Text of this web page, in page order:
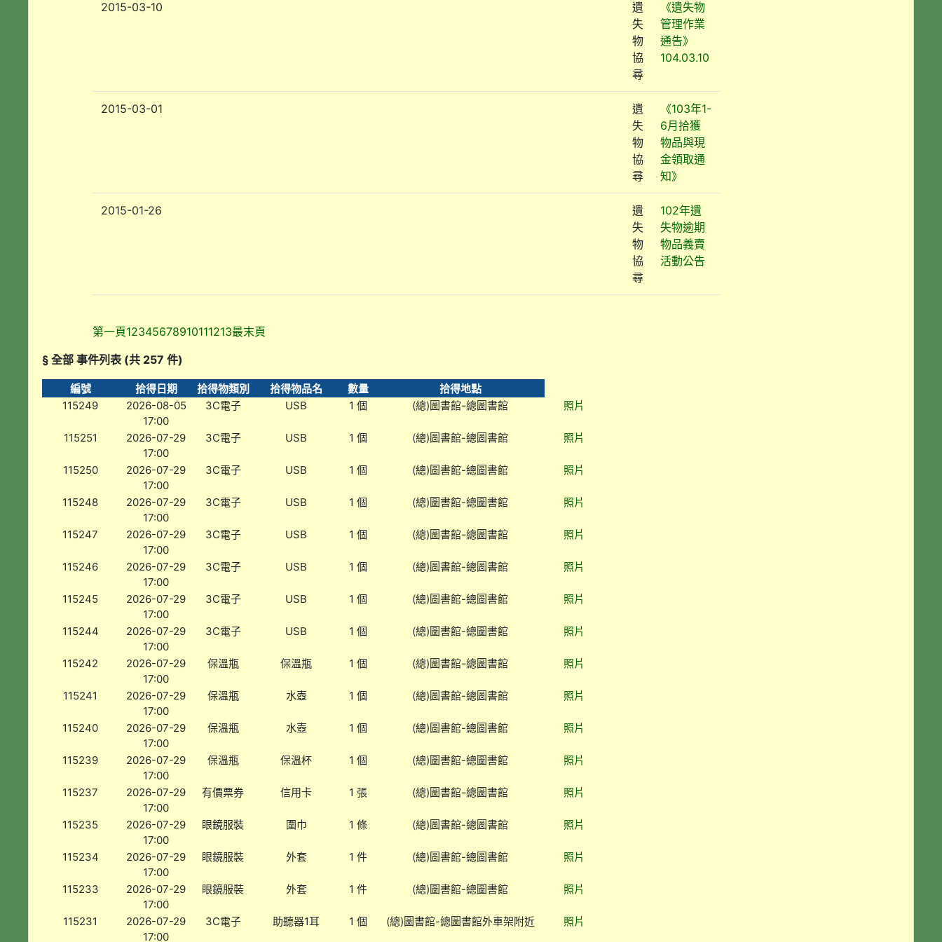
2015-03-10
遺
失
物
協
尋
《遺失物
管理作業
通告》
104.03.10
2015-03-01
遺
失
物
協
尋
《103年1-
6月拾獲
物品與現
金領取通
知》
2015-01-26
遺
失
物
協
尋
102年遺
失物逾期
物品義賣
活動公告
第一頁12345678910111213最末頁
§ 全部 事件列表 (共 257 件)
編號 拾得日期 拾得物類別 拾得物品名 數量
拾得地點
115249
2026-08-05
17:00
3C電子 USB 1 個 (總)圖書館-總圖書館 照片
115251
2026-07-29
17:00
3C電子 USB 1 個 (總)圖書館-總圖書館 照片
115250
2026-07-29
17:00
3C電子 USB 1 個 (總)圖書館-總圖書館 照片
115248
2026-07-29
17:00
3C電子 USB 1 個 (總)圖書館-總圖書館 照片
115247
2026-07-29
17:00
3C電子 USB 1 個 (總)圖書館-總圖書館 照片
115246
2026-07-29
17:00
3C電子 USB 1 個 (總)圖書館-總圖書館 照片
115245
2026-07-29
17:00
3C電子 USB 1 個 (總)圖書館-總圖書館 照片
115244
2026-07-29
17:00
3C電子 USB 1 個 (總)圖書館-總圖書館 照片
115242
2026-07-29
17:00
保溫瓶 保溫瓶 1 個 (總)圖書館-總圖書館 照片
115241
2026-07-29
17:00
保溫瓶 水壺 1 個 (總)圖書館-總圖書館 照片
115240
2026-07-29
17:00
保溫瓶 水壺 1 個 (總)圖書館-總圖書館 照片
115239
2026-07-29
17:00
保溫瓶 保溫杯 1 個 (總)圖書館-總圖書館 照片
115237
2026-07-29
17:00
有價票券 信用卡 1 張 (總)圖書館-總圖書館 照片
115235
2026-07-29
17:00
眼鏡服裝 圍巾 1 條 (總)圖書館-總圖書館 照片
115234
2026-07-29
17:00
眼鏡服裝 外套 1 件 (總)圖書館-總圖書館 照片
115233
2026-07-29
17:00
眼鏡服裝 外套 1 件 (總)圖書館-總圖書館 照片
115231
2026-07-29
17:00
3C電子 助聽器1耳 1 個 (總)圖書館-總圖書館外車架附近 照片